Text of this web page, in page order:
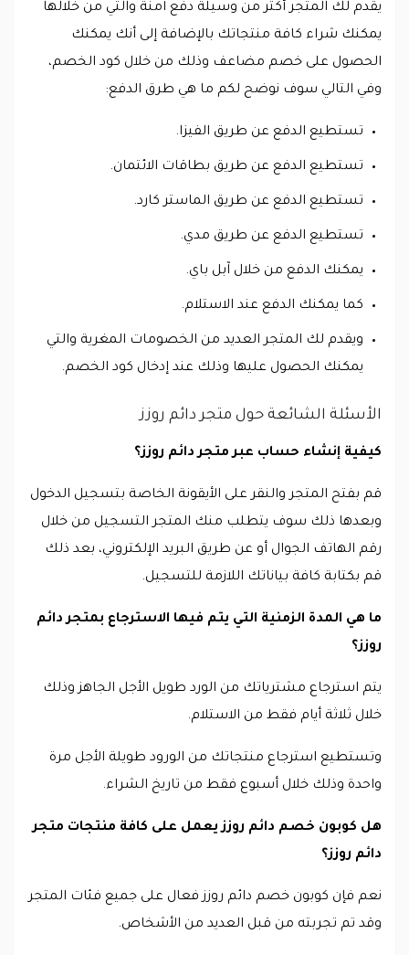
يقدم لك المتجر أكثر من وسيلة دفع آمنة والتي من خلالها
يمكنك شراء كافة منتجاتك بالإضافة إلى أنك يمكنك
الحصول على خصم مضاعف وذلك من خلال كود الخصم،
وفي التالي سوف نوضح لكم ما هي طرق الدفع:
تستطيع الدفع عن طريق الفيزا.
تستطيع الدفع عن طريق بطاقات الائتمان.
تستطيع الدفع عن طريق الماستر كارد.
تستطيع الدفع عن طريق مدي.
يمكنك الدفع من خلال آبل باي.
كما يمكنك الدفع عند الاستلام.
ويقدم لك المتجر العديد من الخصومات المغرية والتي
يمكنك الحصول عليها وذلك عند إدخال كود الخصم.
الأسئلة الشائعة حول متجر دائم روزز
كيفية إنشاء حساب عبر متجر دائم روزز؟
قم بفتح المتجر والنقر على الأيقونة الخاصة بتسجيل الدخول
وبعدها ذلك سوف يتطلب منك المتجر التسجيل من خلال
رقم الهاتف الجوال أو عن طريق البريد الإلكتروني، بعد ذلك
قم بكتابة كافة بياناتك اللازمة للتسجيل.
ما هي المدة الزمنية التي يتم فيها الاسترجاع بمتجر دائم
روزز؟
يتم استرجاع مشترياتك من الورد طويل الأجل الجاهز وذلك
خلال ثلاثة أيام فقط من الاستلام.
وتستطيع استرجاع منتجاتك من الورود طويلة الأجل مرة
واحدة وذلك خلال أسبوع فقط من تاريخ الشراء.
هل كوبون خصم دائم روزز يعمل على كافة منتجات متجر
دائم روزز؟
نعم فإن كوبون خصم دائم روزز فعال على جميع فئات المتجر
وقد تم تجربته من قبل العديد من الأشخاص.